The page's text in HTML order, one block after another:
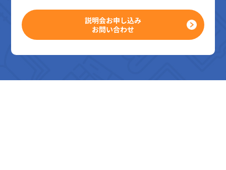
説明会お申し込み
お問い合わせ